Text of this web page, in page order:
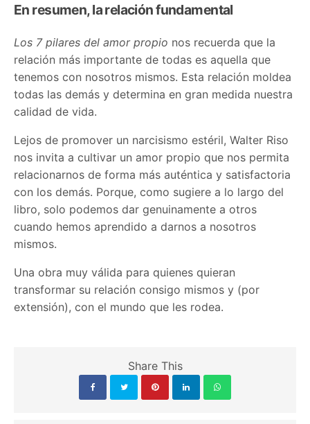
En resumen, la relación fundamental
Los 7 pilares del amor propio nos recuerda que la
relación más importante de todas es aquella que
tenemos con nosotros mismos. Esta relación moldea
todas las demás y determina en gran medida nuestra
calidad de vida.
Lejos de promover un narcisismo estéril, Walter Riso
nos invita a cultivar un amor propio que nos permita
relacionarnos de forma más auténtica y satisfactoria
con los demás. Porque, como sugiere a lo largo del
libro, solo podemos dar genuinamente a otros
cuando hemos aprendido a darnos a nosotros
mismos.
Una obra muy válida para quienes quieran
transformar su relación consigo mismos y (por
extensión), con el mundo que les rodea.
Share This